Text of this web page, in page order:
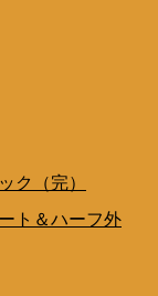
ク（完）
ト＆ハーフ外